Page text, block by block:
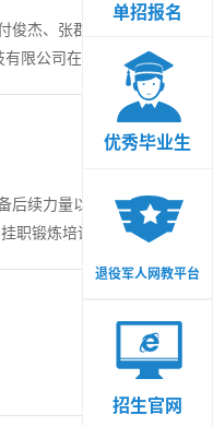
杰、张郡庭、张鑫钥
后续力量以确保全面提
职锻炼培训。 机械工程
单招报名
优秀毕业生
退役军人网教平台
招生官网